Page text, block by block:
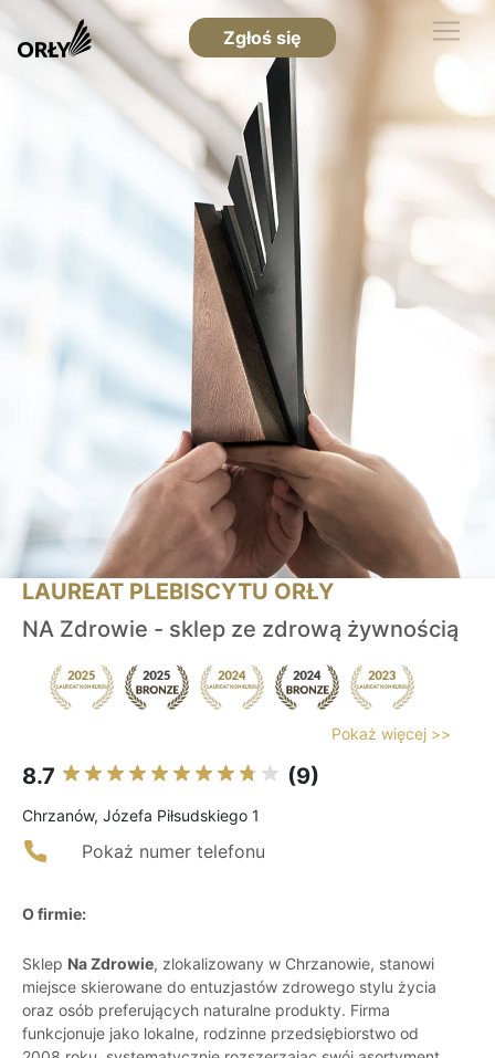
Zgłoś się
LAUREAT PLEBISCYTU ORŁY
NA Zdrowie - sklep ze zdrową żywnością
Pokaż więcej >>
8.7 (9)
Chrzanów, Józefa Piłsudskiego 1
Pokaż numer telefonu
O firmie:
Sklep Na Zdrowie, zlokalizowany w Chrzanowie, stanowi
miejsce skierowane do entuzjastów zdrowego stylu życia
oraz osób preferujących naturalne produkty. Firma
funkcjonuje jako lokalne, rodzinne przedsiębiorstwo od